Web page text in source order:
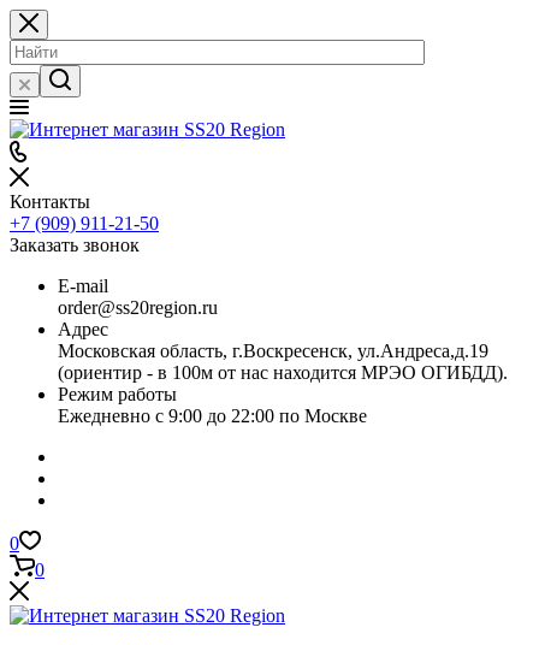
Контакты
+7 (909) 911-21-50
Заказать звонок
E-mail
order@ss20region.ru
Адрес
Московская область, г.Воскресенск, ул.Андреса,д.19
(ориентир - в 100м от нас находится МРЭО ОГИБДД).
Режим работы
Ежедневно с 9:00 до 22:00 по Москве
0
0